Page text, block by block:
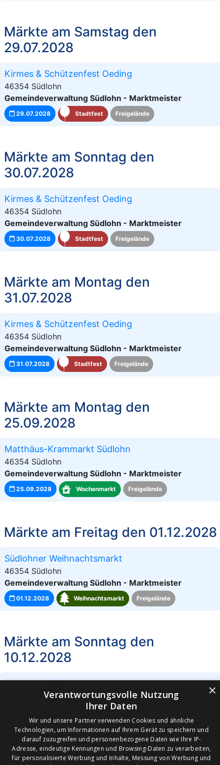
Märkte am Samstag den
29.07.2028
Kirmes & Schützenfest Oeding
46354 Südlohn
Gemeindeverwaltung Südlohn - Marktmeister
29.07.2028 Stadtfest Freigelände
Märkte am Sonntag den
30.07.2028
Kirmes & Schützenfest Oeding
46354 Südlohn
Gemeindeverwaltung Südlohn - Marktmeister
30.07.2028 Stadtfest Freigelände
Märkte am Montag den
31.07.2028
Kirmes & Schützenfest Oeding
46354 Südlohn
Gemeindeverwaltung Südlohn - Marktmeister
31.07.2028 Stadtfest Freigelände
Märkte am Montag den
25.09.2028
Matthäus-Krammarkt Südlohn
46354 Südlohn
Gemeindeverwaltung Südlohn - Marktmeister
25.09.2028 Wochenmarkt Freigelände
Märkte am Freitag den 01.12.2028
Südlohner Weihnachtsmarkt
46354 Südlohn
Gemeindeverwaltung Südlohn - Marktmeister
01.12.2028 Weihnachtsmarkt Freigelände
Märkte am Sonntag den
10.12.2028
Adventstreff Oeding
46354 Südlohn
Gemeindeverwaltung Südlohn - Marktmeister
10.12.2028 Weihnachtsmarkt Freigelände
×
Verantwortungsvolle Nutzung
Ihrer Daten
Wir und unsere Partner verwenden Cookies und ähnliche
Technologien, um Informationen auf Ihrem Gerät zu speichern und
darauf zuzugreifen und personenbezogene Daten wie Ihre IP-
Adresse, eindeutige Kennungen und Browsing-Daten zu verarbeiten,
für personalisierte Werbung und Inhalte, Messung von Werbung und